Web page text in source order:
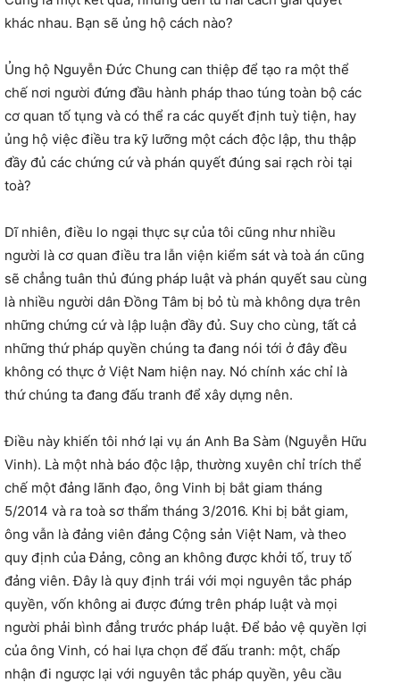
khác nhau. Bạn sẽ ủng hộ cách nào?
Ủng hộ Nguyễn Đức Chung can thiệp để tạo ra một thể
chế nơi người đứng đầu hành pháp thao túng toàn bộ các
cơ quan tố tụng và có thể ra các quyết định tuỳ tiện, hay
ủng hộ việc điều tra kỹ lưỡng một cách độc lập, thu thập
đầy đủ các chứng cứ và phán quyết đúng sai rạch ròi tại
toà?
Dĩ nhiên, điều lo ngại thực sự của tôi cũng như nhiều
người là cơ quan điều tra lẫn viện kiểm sát và toà án cũng
sẽ chẳng tuân thủ đúng pháp luật và phán quyết sau cùng
là nhiều người dân Đồng Tâm bị bỏ tù mà không dựa trên
những chứng cứ và lập luận đầy đủ. Suy cho cùng, tất cả
những thứ pháp quyền chúng ta đang nói tới ở đây đều
không có thực ở Việt Nam hiện nay. Nó chính xác chỉ là
thứ chúng ta đang đấu tranh để xây dựng nên.
Điều này khiến tôi nhớ lại vụ án Anh Ba Sàm (Nguyễn Hữu
Vinh). Là một nhà báo độc lập, thường xuyên chỉ trích thể
chế một đảng lãnh đạo, ông Vinh bị bắt giam tháng
5/2014 và ra toà sơ thẩm tháng 3/2016. Khi bị bắt giam,
ông vẫn là đảng viên đảng Cộng sản Việt Nam, và theo
quy định của Đảng, công an không được khởi tố, truy tố
đảng viên. Đây là quy định trái với mọi nguyên tắc pháp
quyền, vốn không ai được đứng trên pháp luật và mọi
người phải bình đẳng trước pháp luật. Để bảo vệ quyền lợi
của ông Vinh, có hai lựa chọn để đấu tranh: một, chấp
nhận đi ngược lại với nguyên tắc pháp quyền, yêu cầu